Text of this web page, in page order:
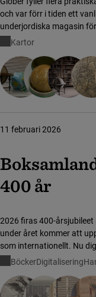
och var förr i tiden ett
underjordiska magasin
verktyg jämte praktfulla
Kartor
400 år
11 februari 2026
2026 firas 400-
under året kommer att
som internationellt. Nu
boksamlande
BöckerDigitalisering